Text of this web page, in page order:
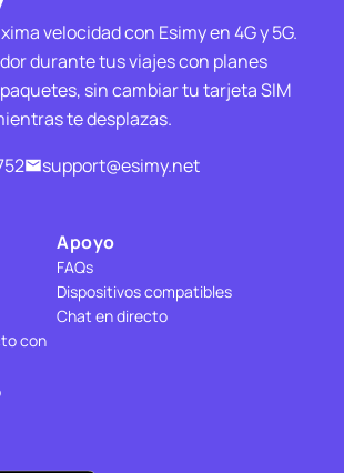
velocidad con Esimy en 4G y 5G.
durante tus viajes con planes
sin cambiar tu tarjeta SIM
te desplazas.
support@esimy.net
con
Apoyo
FAQs
Dispositivos compatibles
Chat en directo